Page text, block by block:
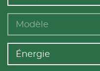
Modèle
Énergie